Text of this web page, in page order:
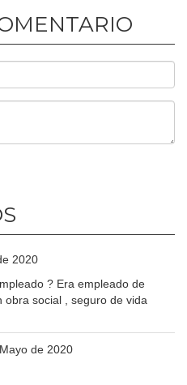
2020
? Era empleado de
obra social , seguro de vida
de 2020